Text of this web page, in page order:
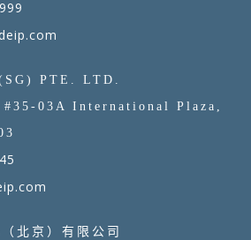
PTE. LTD.
#35-03A International Plaza,
北京）有限公司